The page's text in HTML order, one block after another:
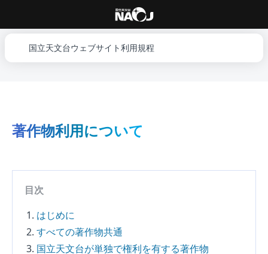
国立天文台ウェブサイト利用規程
著作物利用について
目次
はじめに
すべての著作物共通
国立天文台が単独で権利を有する著作物